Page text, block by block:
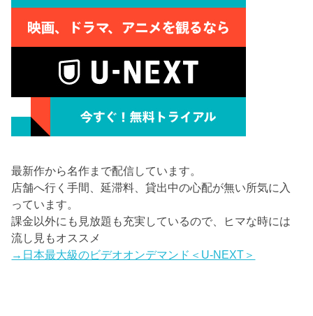
最新作から名作まで配信しています。
店舗へ行く手間、延滞料、貸出中の心配が無い所気に入
っています。
課金以外にも見放題も充実しているので、ヒマな時には
流し見もオススメ
→日本最大級のビデオオンデマンド＜U-NEXT＞